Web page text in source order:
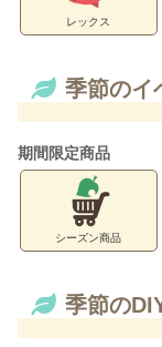
レックス
季節のイ
期間限定商品
シーズン商品
季節の